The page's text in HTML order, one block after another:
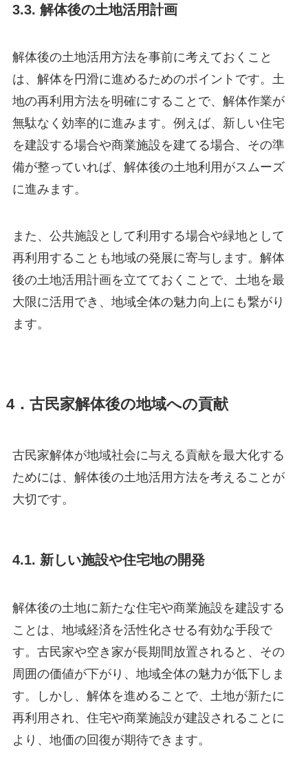
3.3. 解体後の土地活用計画
解体後の土地活用方法を事前に考えておくこと
は、解体を円滑に進めるためのポイントです。土
地の再利用方法を明確にすることで、解体作業が
無駄なく効率的に進みます。例えば、新しい住宅
を建設する場合や商業施設を建てる場合、その準
備が整っていれば、解体後の土地利用がスムーズ
に進みます。
また、公共施設として利用する場合や緑地として
再利用することも地域の発展に寄与します。解体
後の土地活用計画を立てておくことで、土地を最
大限に活用でき、地域全体の魅力向上にも繋がり
ます。
4．古民家解体後の地域への貢献
古民家解体が地域社会に与える貢献を最大化する
ためには、解体後の土地活用方法を考えることが
大切です。
4.1. 新しい施設や住宅地の開発
解体後の土地に新たな住宅や商業施設を建設する
ことは、地域経済を活性化させる有効な手段で
す。古民家や空き家が長期間放置されると、その
周囲の価値が下がり、地域全体の魅力が低下しま
す。しかし、解体を進めることで、土地が新たに
再利用され、住宅や商業施設が建設されることに
より、地価の回復が期待できます。